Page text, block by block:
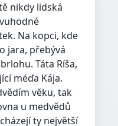
nikdy lidská
Na kopci, kde
jara, přebývá
Táta Ríša,
méďa Kája.
věku, tak
u medvědů
ty největší